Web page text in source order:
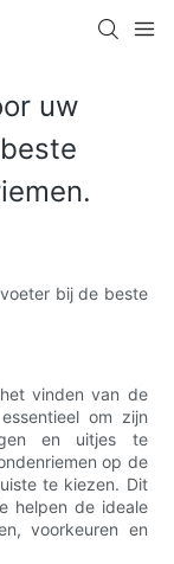
uw
bij de beste
vinden van de
om zijn
en uitjes te
op de
te kiezen. Dit
helpen de ideale
voorkeuren en